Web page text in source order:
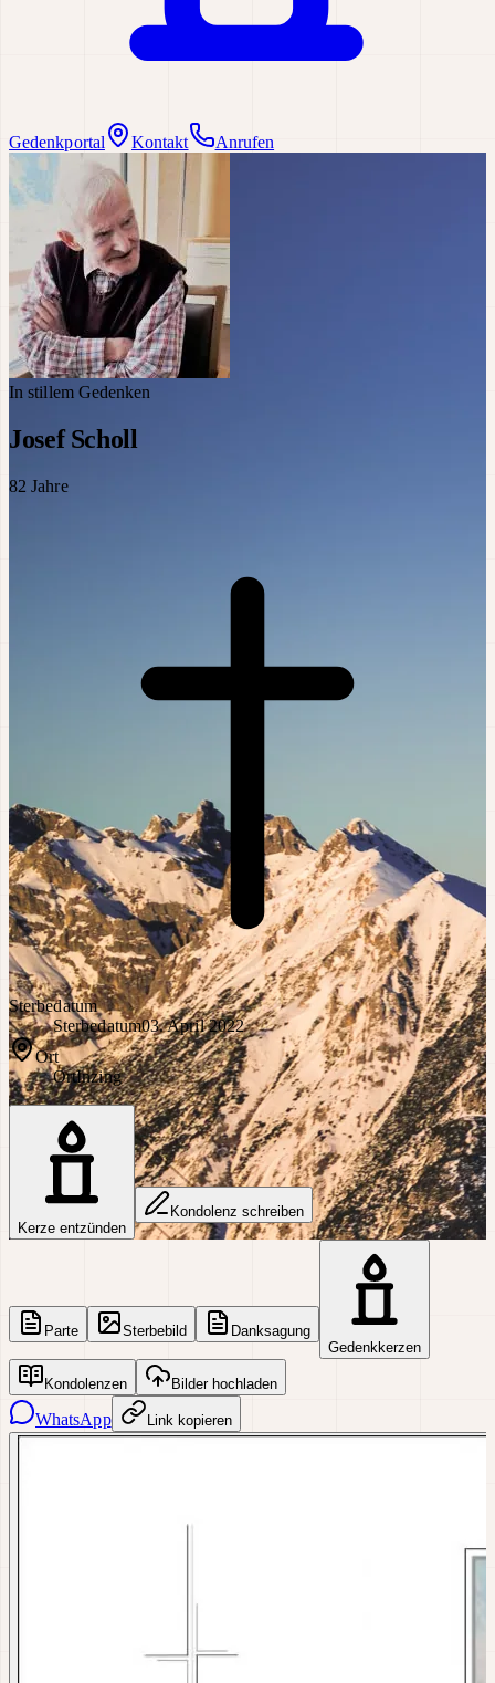
Gedenkportal Kontakt Anrufen
In stillem Gedenken
Josef Scholl
82 Jahre
Sterbedatum
Sterbedatum03. April 2022
Ort
OrtInzing
Kerze entzünden
Kondolenz schreiben
Parte Sterbebild
Danksagung
Gedenkkerzen
Kondolenzen Bilder hochladen
WhatsApp Link kopieren